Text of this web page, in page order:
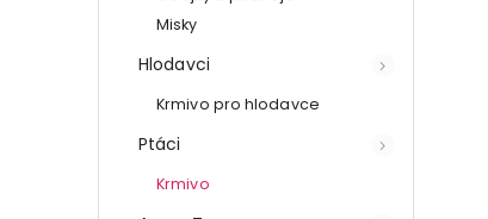
Misky
Hlodavci
Krmivo pro hlodavce
Ptáci
Krmivo